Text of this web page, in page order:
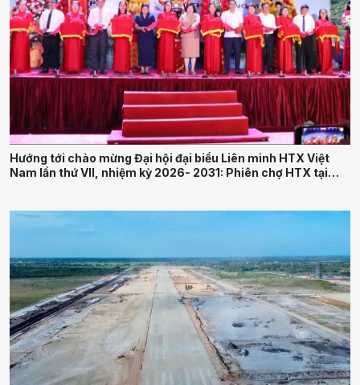
Hướng tới chào mừng Đại hội đại biểu Liên minh HTX Việt
Nam lần thứ VII, nhiệm kỳ 2026- 2031: Phiên chợ HTX tại